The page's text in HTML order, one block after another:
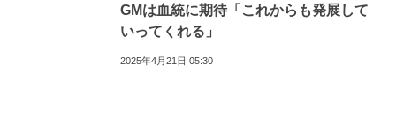
GMは血統に期待「これからも発展して
いってくれる」
2025年4月21日 05:30